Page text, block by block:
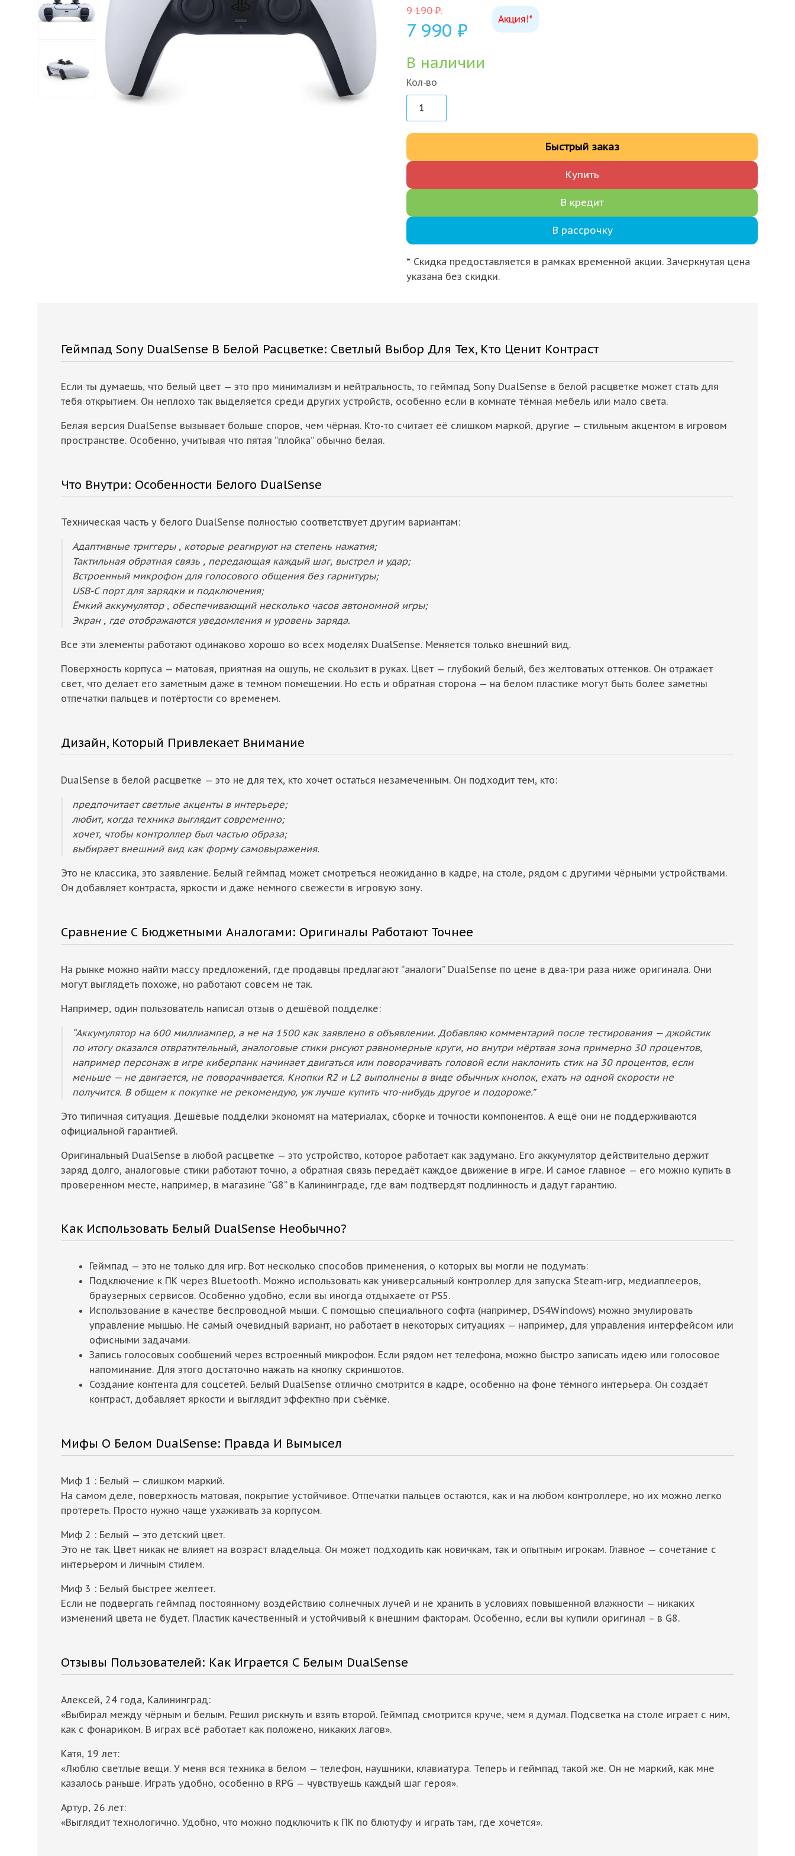
Акция!*
9 190₽.
7 990 ₽
В наличии
Кол-во
Купить
Быстрый заказ
В кредит
В рассрочку
* Скидка предоставляется в рамках временной акции. Зачеркнутая цена
указана без скидки.
Геймпад Sony DualSense В Белой Расцветке: Светлый Выбор Для Тех, Кто Ценит Контраст
Если ты думаешь, что белый цвет — это про минимализм и нейтральность, то геймпад Sony DualSense в белой расцветке может стать для
тебя открытием. Он неплохо так выделяется среди других устройств, особенно если в комнате тёмная мебель или мало света.
Белая версия DualSense вызывает больше споров, чем чёрная. Кто-то считает её слишком маркой, другие — стильным акцентом в игровом
пространстве. Особенно, учитывая что пятая “плойка” обычно белая.
Что Внутри: Особенности Белого DualSense
Техническая часть у белого DualSense полностью соответствует другим вариантам:
Адаптивные триггеры , которые реагируют на степень нажатия;
Тактильная обратная связь , передающая каждый шаг, выстрел и удар;
Встроенный микрофон для голосового общения без гарнитуры;
USB-C порт для зарядки и подключения;
Ёмкий аккумулятор , обеспечивающий несколько часов автономной игры;
Экран , где отображаются уведомления и уровень заряда.
Все эти элементы работают одинаково хорошо во всех моделях DualSense. Меняется только внешний вид.
Поверхность корпуса — матовая, приятная на ощупь, не скользит в руках. Цвет — глубокий белый, без желтоватых оттенков. Он отражает
свет, что делает его заметным даже в темном помещении. Но есть и обратная сторона — на белом пластике могут быть более заметны
отпечатки пальцев и потёртости со временем.
Дизайн, Который Привлекает Внимание
DualSense в белой расцветке — это не для тех, кто хочет остаться незамеченным. Он подходит тем, кто:
предпочитает светлые акценты в интерьере;
любит, когда техника выглядит современно;
хочет, чтобы контроллер был частью образа;
выбирает внешний вид как форму самовыражения.
Это не классика, это заявление. Белый геймпад может смотреться неожиданно в кадре, на столе, рядом с другими чёрными устройствами.
Он добавляет контраста, яркости и даже немного свежести в игровую зону.
Сравнение С Бюджетными Аналогами: Оригиналы Работают Точнее
На рынке можно найти массу предложений, где продавцы предлагают “аналоги” DualSense по цене в два-три раза ниже оригинала. Они
могут выглядеть похоже, но работают совсем не так.
Например, один пользователь написал отзыв о дешёвой подделке:
“Аккумулятор на 600 миллиампер, а не на 1500 как заявлено в объявлении. Добавляю комментарий после тестирования — джойстик
по итогу оказался отвратительный, аналоговые стики рисуют равномерные круги, но внутри мёртвая зона примерно 30 процентов,
например персонаж в игре киберпанк начинает двигаться или поворачивать головой если наклонить стик на 30 процентов, если
меньше — не двигается, не поворачивается. Кнопки R2 и L2 выполнены в виде обычных кнопок, ехать на одной скорости не
получится. В общем к покупке не рекомендую, уж лучше купить что-нибудь другое и подороже.”
Это типичная ситуация. Дешёвые подделки экономят на материалах, сборке и точности компонентов. А ещё они не поддерживаются
официальной гарантией.
Оригинальный DualSense в любой расцветке — это устройство, которое работает как задумано. Его аккумулятор действительно держит
заряд долго, аналоговые стики работают точно, а обратная связь передаёт каждое движение в игре. И самое главное — его можно купить в
проверенном месте, например, в магазине “G8” в Калининграде, где вам подтвердят подлинность и дадут гарантию.
Как Использовать Белый DualSense Необычно?
Геймпад — это не только для игр. Вот несколько способов применения, о которых вы могли не подумать:
Подключение к ПК через Bluetooth. Можно использовать как универсальный контроллер для запуска Steam-игр, медиаплееров,
браузерных сервисов. Особенно удобно, если вы иногда отдыхаете от PS5.
Использование в качестве беспроводной мыши. С помощью специального софта (например, DS4Windows) можно эмулировать
управление мышью. Не самый очевидный вариант, но работает в некоторых ситуациях — например, для управления интерфейсом или
офисными задачами.
Запись голосовых сообщений через встроенный микрофон. Если рядом нет телефона, можно быстро записать идею или голосовое
напоминание. Для этого достаточно нажать на кнопку скриншотов.
Создание контента для соцсетей. Белый DualSense отлично смотрится в кадре, особенно на фоне тёмного интерьера. Он создаёт
контраст, добавляет яркости и выглядит эффектно при съёмке.
Мифы О Белом DualSense: Правда И Вымысел
Миф 1 : Белый — слишком маркий.
На самом деле, поверхность матовая, покрытие устойчивое. Отпечатки пальцев остаются, как и на любом контроллере, но их можно легко
протереть. Просто нужно чаще ухаживать за корпусом.
Миф 2 : Белый — это детский цвет.
Это не так. Цвет никак не влияет на возраст владельца. Он может подходить как новичкам, так и опытным игрокам. Главное — сочетание с
интерьером и личным стилем.
Миф 3 : Белый быстрее желтеет.
Если не подвергать геймпад постоянному воздействию солнечных лучей и не хранить в условиях повышенной влажности — никаких
изменений цвета не будет. Пластик качественный и устойчивый к внешним факторам. Особенно, если вы купили оригинал – в G8.
Отзывы Пользователей: Как Играется С Белым DualSense
Алексей, 24 года, Калининград:
«Выбирал между чёрным и белым. Решил рискнуть и взять второй. Геймпад смотрится круче, чем я думал. Подсветка на столе играет с ним,
как с фонариком. В играх всё работает как положено, никаких лагов».
Катя, 19 лет:
«Люблю светлые вещи. У меня вся техника в белом — телефон, наушники, клавиатура. Теперь и геймпад такой же. Он не маркий, как мне
казалось раньше. Играть удобно, особенно в RPG — чувствуешь каждый шаг героя».
Артур, 26 лет:
«Выглядит технологично. Удобно, что можно подключить к ПК по блютуфу и играть там, где хочется».